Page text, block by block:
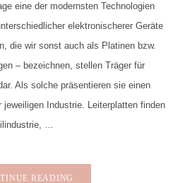
eine der modernsten Technologien
elektronischerer Geräte
die wir sonst auch als Platinen bzw.
– bezeichnen, stellen Träger für
Als solche präsentieren sie einen
Industrie. Leiterplatten finden
…
READING